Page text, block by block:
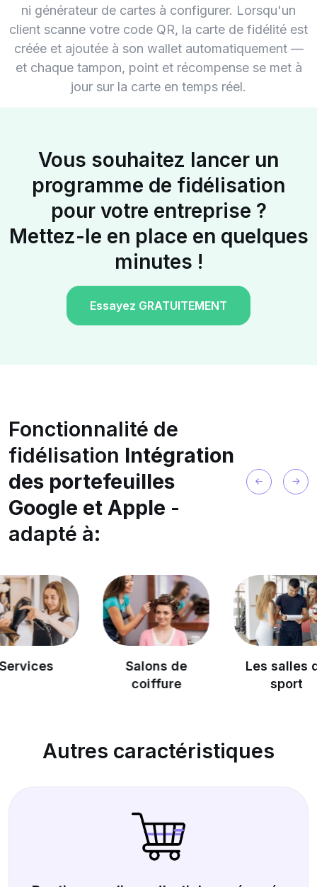
ni générateur de cartes à configurer. Lorsqu'un
client scanne votre code QR, la carte de fidélité est
créée et ajoutée à son wallet automatiquement —
et chaque tampon, point et récompense se met à
jour sur la carte en temps réel.
Vous souhaitez lancer un
programme de fidélisation
pour votre entreprise ?
Mettez-le en place en quelques
minutes !
Essayez GRATUITEMENT
Fonctionnalité de
fidélisation Intégration
des portefeuilles
Google et Apple -
adapté à:
Les salles de
Autres caractéristiques